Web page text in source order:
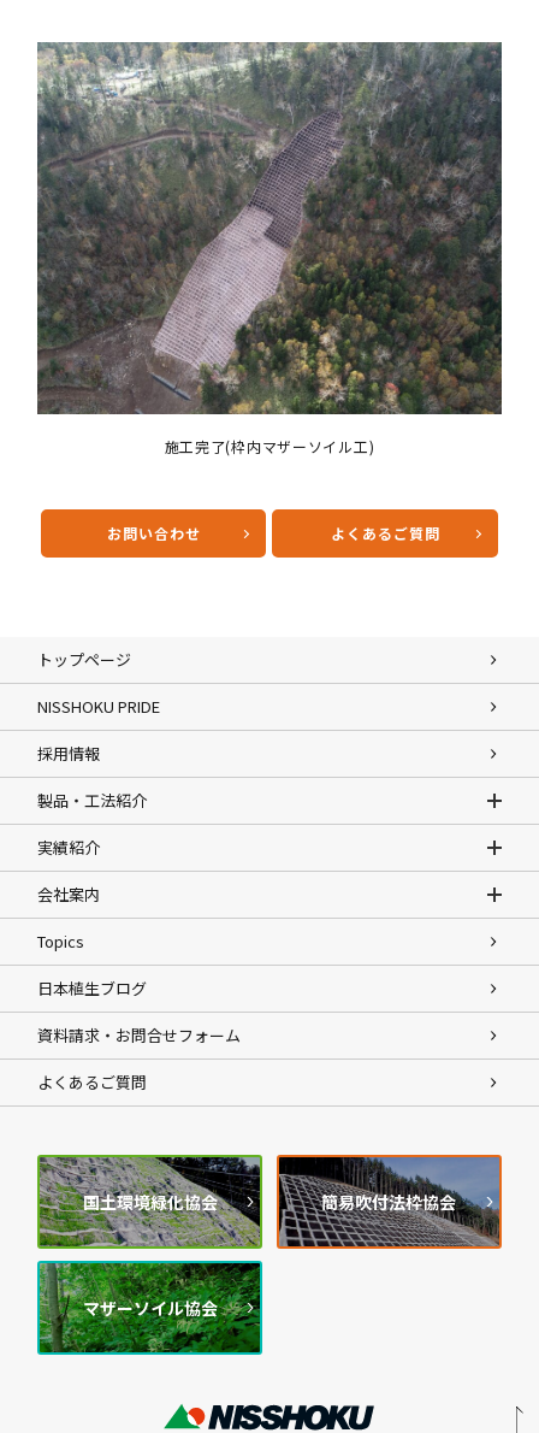
施工完了(枠内マザーソイル工)
お問い合わせ よくあるご質問
トップページ
NISSHOKU PRIDE
採用情報
製品・工法紹介
実績紹介
会社案内
Topics
日本植生ブログ
資料請求・お問合せフォーム
よくあるご質問
国土環境緑化協会 簡易吹付法枠協会
マザーソイル協会